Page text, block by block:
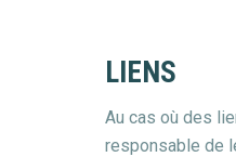
LIENS
Au cas où des
responsable de